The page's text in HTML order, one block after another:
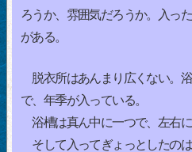
ろうか、雰囲気だろうか。入っ
がある。
脱衣所はあんまり広くない。浴
で、年季が入っている。
浴槽は真ん中に一つで、左右に
そして入ってぎょっとしたの